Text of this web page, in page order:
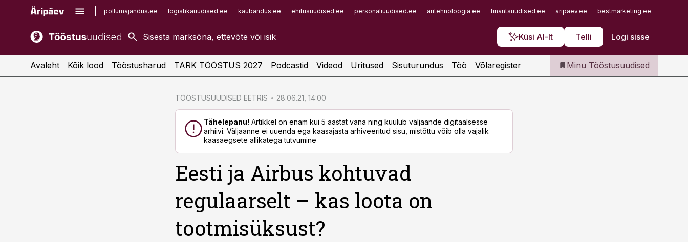
pollumajandus.ee logistikauudised.ee kaubandus.ee ehitusuudised.ee personaliuudised.ee aritehnoloogia.ee finantsuudised.ee aripaev.ee bestmarketing.ee
Küsi AI-lt Telli Logi sisse
kaubandus.ee
kinnisvarauudised.ee
imelineajalugu.ee
Infopank
Iseteenindus
Telli Tööstusuudised
Avaleht Kõik lood Tööstusharud TARK TÖÖSTUS 2027 Podcastid Videod Üritused Sisuturundus Töö Võlaregister Minu Tööstusuudised
TÖÖSTUSUUDISED EETRIS 28.06.21, 14:00
Tähelepanu! Artikkel on enam kui 5 aastat vana ning kuulub väljaande digitaalsesse
arhiivi. Väljaanne ei uuenda ega kaasajasta arhiveeritud sisu, mistõttu võib olla vajalik
kaasaegsete allikatega tutvumine
Eesti ja Airbus kohtuvad
regulaarselt – kas loota on
tootmisüksust?